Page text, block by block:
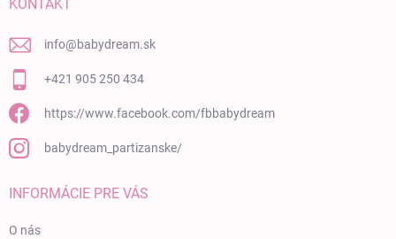
KONTAKT
info@babydream.sk
+421 905 250 434
https://www.facebook.com/fbbabydream
babydream_partizanske/
INFORMÁCIE PRE VÁS
O nás